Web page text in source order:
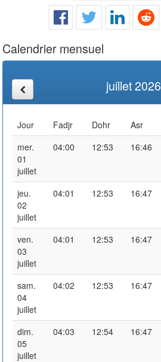
Calendrier mensuel
juillet 2026
Jour Fadjr Dohr Asr
mer.
01
juillet
04:00 12:53 16:46
jeu.
02
juillet
04:01 12:53 16:47
ven.
03
juillet
04:01 12:53 16:47
sam.
04
juillet
04:02 12:53 16:47
dim.
05
juillet
04:03 12:54 16:47